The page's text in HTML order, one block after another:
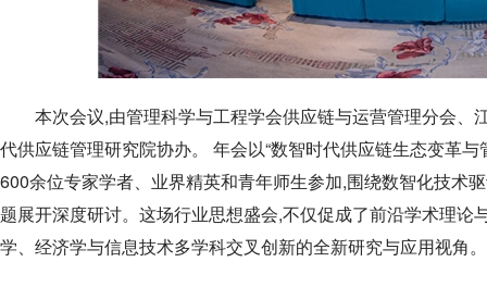
本次会议,由管理科学与工程学会供应链与运营管理分会
代供应链管理研究院协办。 年会以“数智时代供应链生态变革
600余位专家学者、业界精英和青年师生参加,围绕数智化技术
题展开深度研讨。这场行业思想盛会,不仅促成了前沿学术理
学、经济学与信息技术多学科交叉创新的全新研究与应用视角。